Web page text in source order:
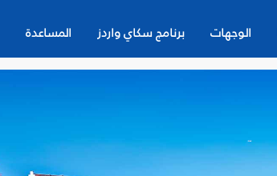
الوجهات برنامج سكاي واردز المساعدة